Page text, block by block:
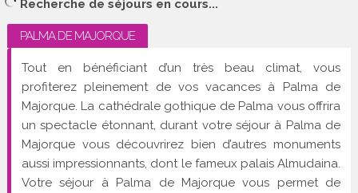
Recherche de séjours en cours...
PALMA DE MAJORQUE
Tout en bénéficiant d’un très beau climat, vous
profiterez pleinement de vos vacances à Palma de
Majorque. La cathédrale gothique de Palma vous offrira
un spectacle étonnant, durant votre séjour à Palma de
Majorque vous découvrirez bien d’autres monuments
aussi impressionnants, dont le fameux palais Almudaina.
Votre séjour à Palma de Majorque vous permet de